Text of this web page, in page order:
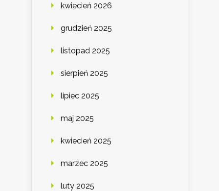
kwiecień 2026
grudzień 2025
listopad 2025
sierpień 2025
lipiec 2025
maj 2025
kwiecień 2025
marzec 2025
luty 2025